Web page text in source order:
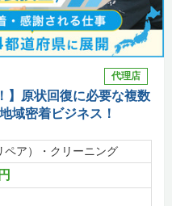
代理店
】原状回復に必要な複数
域密着ビジネス！
ペア）・クリーニング